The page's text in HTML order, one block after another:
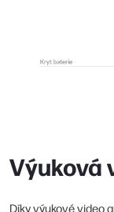
Výuková
Díky výukové video